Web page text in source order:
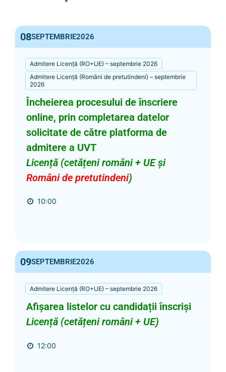
08SEPTEMBRIE2026
Admitere Licență (RO+UE) – septembrie 2026
Admitere Licență (Români de pretutindeni) – septembrie
2026
Încheierea procesului de înscriere
online, prin completarea datelor
solicitate de către platforma de
admitere a UVT
Licență (cetățeni români + UE și
Români de pretutindeni)
10:00
09SEPTEMBRIE2026
Admitere Licență (RO+UE) – septembrie 2026
Afișarea listelor cu candidații înscriși
Licență (cetățeni români + UE)
12:00